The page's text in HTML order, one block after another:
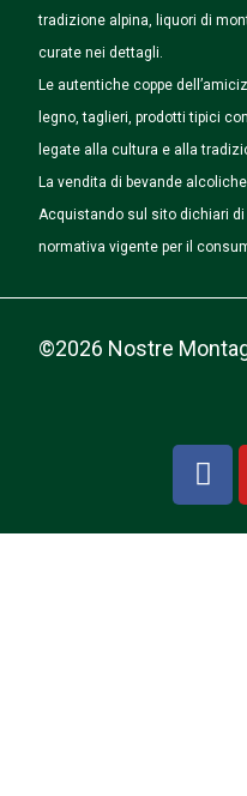
tradizione alpina, liquori di
curate nei dettagli.
Le autentiche coppe
legno, taglieri, prodotti tipici
legate alla cultura e alla
La vendita di bevande
Acquistando sul sito dichiari di
normativa vigente per il
©2026 Nostre